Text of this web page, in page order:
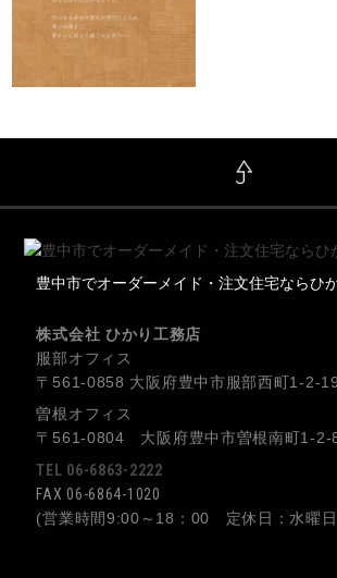
豊中市でオーダーメイド・注文住宅ならひ
株式会社 ひかり工務店
服部オフィス
〒561-0858 大阪府豊中市服部西町1-2-19
曽根オフィス
〒561-0804 大阪府豊中市曽根南町1-2-
TEL 06-6863-2222
FAX 06-6864-1020
(営業時間9:00～18：00 定休日：水曜日